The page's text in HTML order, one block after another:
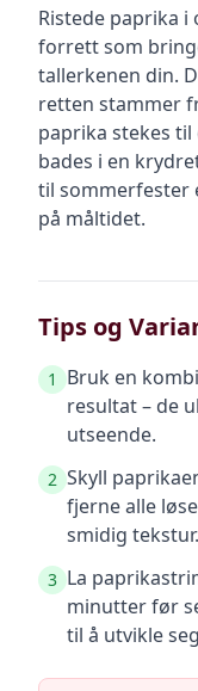
Ristede paprika i
forrett som
tallerkenen din.
retten stammer
paprika stekes
bades i en
til sommerfester
på måltidet.
Tips og
1
Bruk en
resultat – de
utseende.
2 Skyll
fjerne alle
smidig tekstur.
3 La
minutter før
til å utvikle